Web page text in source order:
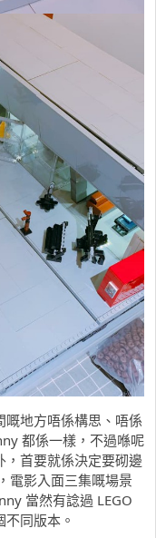
地方唔係構思、唔係
都係一樣，不過喺呢
首要就係決定要砌邊
電影入面三集嘅場景
當然有諗過 LEGO
同版本。